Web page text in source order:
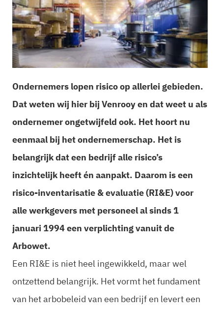
Contact
Ondernemers lopen risico op allerlei gebieden.
Dat weten wij hier bij Venrooy en dat weet u als
ondernemer ongetwijfeld ook. Het hoort nu
eenmaal bij het ondernemerschap. Het is
belangrijk dat een bedrijf alle risico’s
inzichtelijk heeft én aanpakt. Daarom is een
risico-inventarisatie & evaluatie (RI&E) voor
alle werkgevers met personeel al sinds 1
januari 1994 een verplichting vanuit de
Arbowet.
Een RI&E is niet heel ingewikkeld, maar wel
ontzettend belangrijk. Het vormt het fundament
van het arbobeleid van een bedrijf en levert een